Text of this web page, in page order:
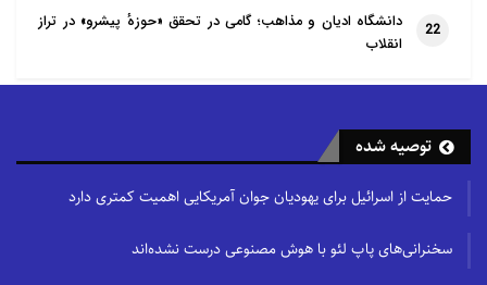
22
دانشگاه ادیان و مذاهب؛ گامی در تحقق «حوزهٔ پیشرو» در تراز
انقلاب
توصیه شده
حمایت از اسرائیل برای یهودیان جوان آمریکایی اهمیت کمتری دارد
سخنرانی‌های پاپ لئو با هوش مصنوعی درست نشده‌اند